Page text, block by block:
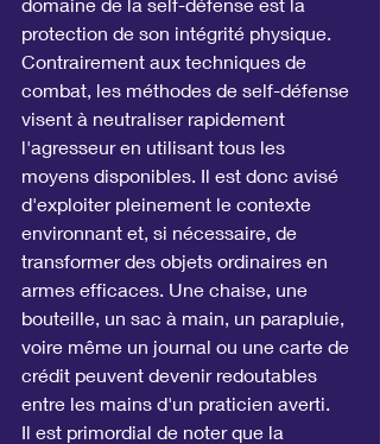
protection de son intégrité physique.
Contrairement aux techniques de
combat, les méthodes de self-défense
visent à neutraliser rapidement
l'agresseur en utilisant tous les
moyens disponibles. Il est donc avisé
d'exploiter pleinement le contexte
environnant et, si nécessaire, de
transformer des objets ordinaires en
armes efficaces. Une chaise, une
bouteille, un sac à main, un parapluie,
voire même un journal ou une carte de
crédit peuvent devenir redoutables
entre les mains d'un praticien averti.
Il est primordial de noter que la